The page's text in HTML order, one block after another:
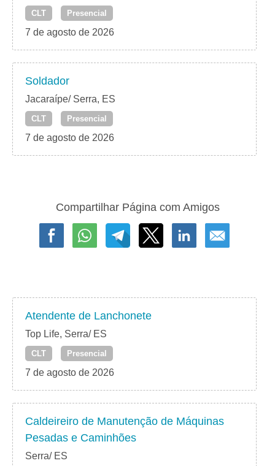
CLT Presencial
7 de agosto de 2026
Soldador
Jacaraípe/ Serra, ES
CLT Presencial
7 de agosto de 2026
Compartilhar Página com Amigos
Atendente de Lanchonete
Top Life, Serra/ ES
CLT Presencial
7 de agosto de 2026
Caldeireiro de Manutenção de Máquinas
Pesadas e Caminhões
Serra/ ES